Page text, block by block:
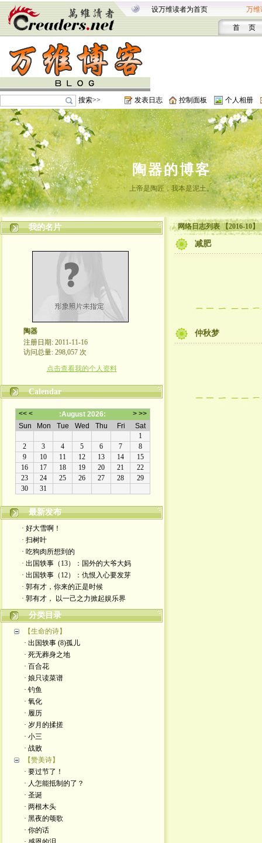
设万维读者为首页 万维
首 页
搜索>> 发表日志 控制面板 个人相册
陶器的博客
上帝是陶匠，我本是泥土。
我的名片
陶器
注册日期: 2011-11-16
访问总量: 298,057 次
点击查看我的个人资料
Calendar
最新发布
· 好大雪啊！
· 扫树叶
· 吃狗肉所想到的
· 出国轶事（13）：国外的大爷大妈
· 出国轶事（12）：仇恨入心要发芽
· 郭有才，你来的正是时候
· 郭有才， 以一己之力掀起娱乐界
分类目录
【生命的诗】
· 出国轶事 (8)孤儿
· 死无葬身之地
· 百合花
· 娘只读菜谱
· 钓鱼
· 氧化
· 履历
· 岁月的揉搓
· 小三
· 战败
【赞美诗】
· 要过节了！
· 人怎能抵制的了？
· 圣诞
· 两根木头
· 黑夜的颂歌
· 你的话
网络日志列表 【2016-10】
减肥
仲秋梦